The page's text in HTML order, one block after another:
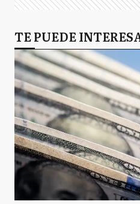
TE PUEDE